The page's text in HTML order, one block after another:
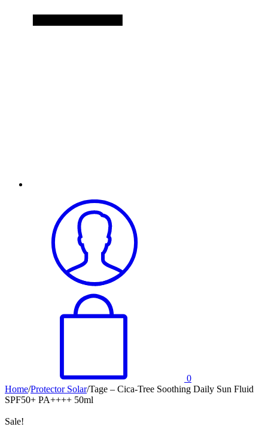
0
Home/Protector Solar/Tage – Cica-Tree Soothing Daily Sun Fluid
SPF50+ PA++++ 50ml
Sale!